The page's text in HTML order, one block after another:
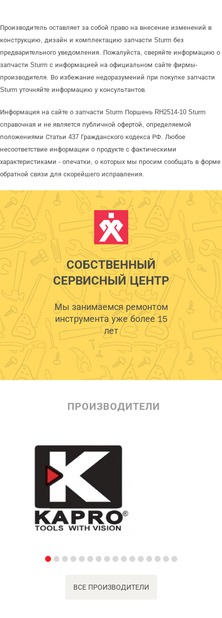
Производитель оставляет за собой право на внесение изменений в
конструкцию, дизайн и комплектацию запчасти Sturm без
предварительного уведомления. Пожалуйста, сверяйте информацию о
запчасти Sturm с информацией на официальном сайте фирмы-
производителя. Во избежание недоразумений при покупке запчасти
Sturm уточняйте информацию у консультантов.
Информация на сайте о запчасти Sturm Поршень RH2514-10 Sturm
справочная и не является публичной офертой, определяемой
положениями Статьи 437 Гражданского кодекса РФ. Любое
несоответствие информации о продукте с фактическими
характеристиками - опечатки, о которых мы просим сообщать в форме
обратной связи для скорейшего исправления.
СОБСТВЕННЫЙ
СЕРВИСНЫЙ ЦЕНТР
Мы занимаемся ремонтом
инструмента уже более 15
лет
ПРОИЗВОДИТЕЛИ
ВСЕ ПРОИЗВОДИТЕЛИ